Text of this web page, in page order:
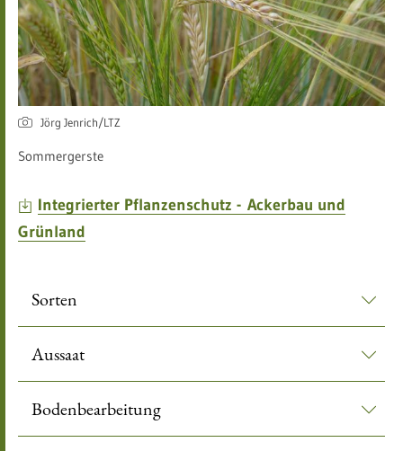
Jörg Jenrich/LTZ
​​Sommergerste
Integrierter Pflanzenschutz - Ackerbau und
Grünland
Sorten
Aussaat
Bodenbearbeitung